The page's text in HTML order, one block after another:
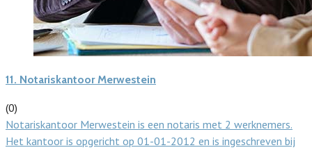
11. Notariskantoor Merwestein
(0)
Notariskantoor Merwestein is een notaris met 2 werknemers.
Het kantoor is opgericht op 01-01-2012 en is ingeschreven bij